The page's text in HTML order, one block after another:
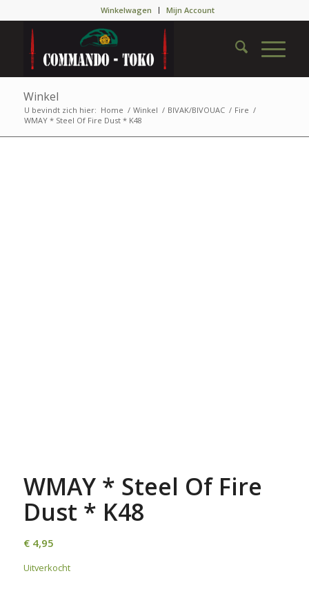
Winkelwagen Mijn Account
Winkel
U bevindt zich hier: Home / Winkel / BIVAK/BIVOUAC / Fire /
WMAY * Steel Of Fire Dust * K48
WMAY * Steel Of Fire
Dust * K48
€4,95
Uitverkocht